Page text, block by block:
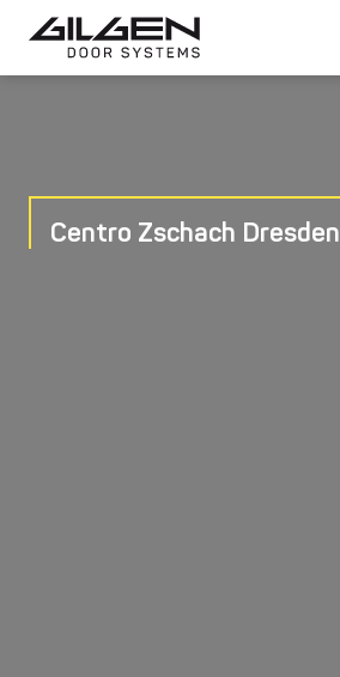
Centro Zschach Dresden